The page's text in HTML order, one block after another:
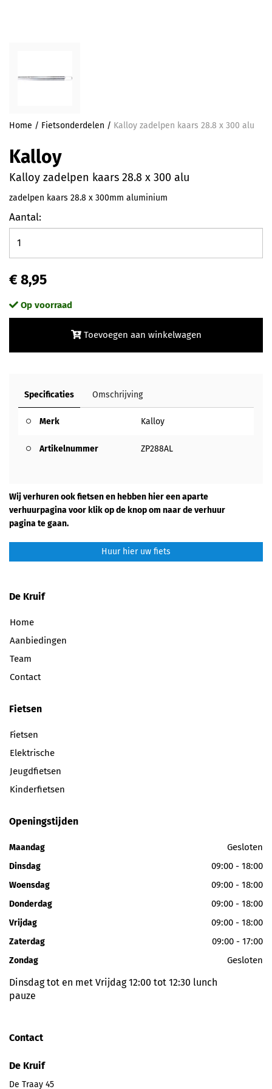
Home / Fietsonderdelen / Kalloy zadelpen kaars 28.8 x 300 alu
Kalloy
Kalloy zadelpen kaars 28.8 x 300 alu
zadelpen kaars 28.8 x 300mm aluminium
Aantal:
€ 8,95
Op voorraad
Toevoegen aan winkelwagen
Specificaties Omschrijving
Merk Kalloy
Artikelnummer ZP288AL
Wij verhuren ook fietsen en hebben hier een aparte
verhuurpagina voor klik op de knop om naar de verhuur
pagina te gaan.
Huur hier uw fiets
De Kruif
Home
Aanbiedingen
Team
Contact
Fietsen
Fietsen
Elektrische
Jeugdfietsen
Kinderfietsen
Openingstijden
Maandag Gesloten
Dinsdag 09:00 - 18:00
Woensdag 09:00 - 18:00
Donderdag 09:00 - 18:00
Vrijdag 09:00 - 18:00
Zaterdag 09:00 - 17:00
Zondag Gesloten
Dinsdag tot en met Vrijdag 12:00 tot 12:30 lunch
pauze
Contact
De Kruif
De Traay 45